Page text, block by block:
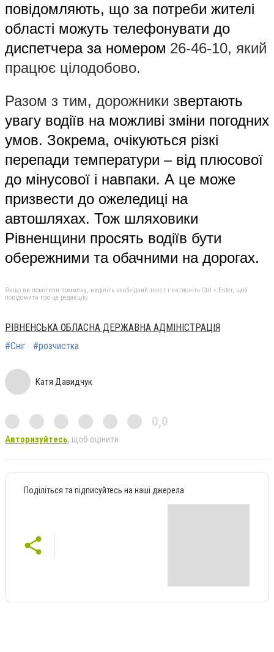
повідомляють, що за потреби жителі
області можуть телефонувати до
диспетчера за номером 26-46-10, який
працює цілодобово.
Разом з тим, дорожники звертають
увагу водіїв на можливі зміни погодних
умов. Зокрема, очікуються різкі
перепади температури – від плюсової
до мінусової і навпаки. А це може
призвести до ожеледиці на
автошляхах. Тож шляховики
Рівненщини просять водіїв бути
обережними та обачними на дорогах.
Якщо ви помітили помилку, виділіть необхідний текст і натисніть Ctrl + Enter, щоб
повідомити про це редакцію
РІВНЕНСЬКА ОБЛАСНА ДЕРЖАВНА АДМІНІСТРАЦІЯ
#Сніг
#розчистка
Катя Давидчук
0,0
Авторизуйтесь, щоб оцінити
Поділіться та підписуйтесь на наші джерела